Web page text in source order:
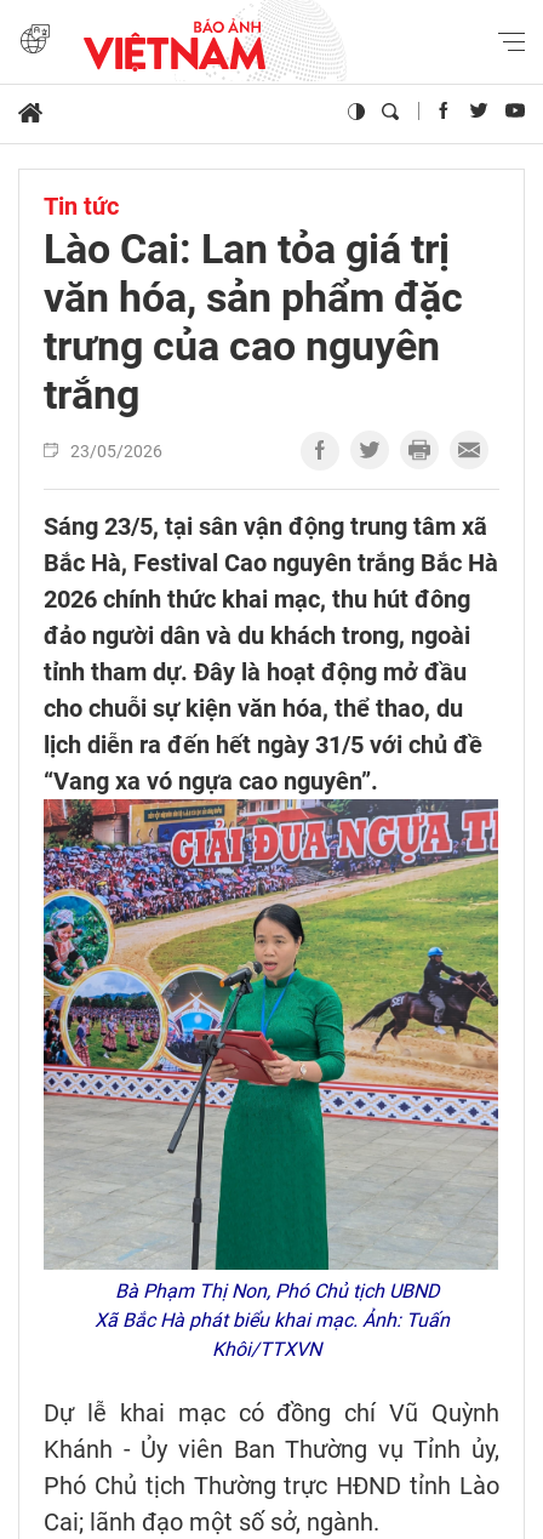
Tin tức
Lào Cai: Lan tỏa giá trị
văn hóa, sản phẩm đặc
trưng của cao nguyên
trắng
23/05/2026
Sáng 23/5, tại sân vận động trung tâm xã
Bắc Hà, Festival Cao nguyên trắng Bắc Hà
2026 chính thức khai mạc, thu hút đông
đảo người dân và du khách trong, ngoài
tỉnh tham dự. Đây là hoạt động mở đầu
cho chuỗi sự kiện văn hóa, thể thao, du
lịch diễn ra đến hết ngày 31/5 với chủ đề
“Vang xa vó ngựa cao nguyên”.
Bà Phạm Thị Non, Phó Chủ tịch UBND
Xã Bắc Hà phát biểu khai mạc. Ảnh: Tuấn
Khôi/TTXVN
Dự lễ khai mạc có đồng chí Vũ Quỳnh
Khánh - Ủy viên Ban Thường vụ Tỉnh ủy,
Phó Chủ tịch Thường trực HĐND tỉnh Lào
Cai; lãnh đạo một số sở, ngành.